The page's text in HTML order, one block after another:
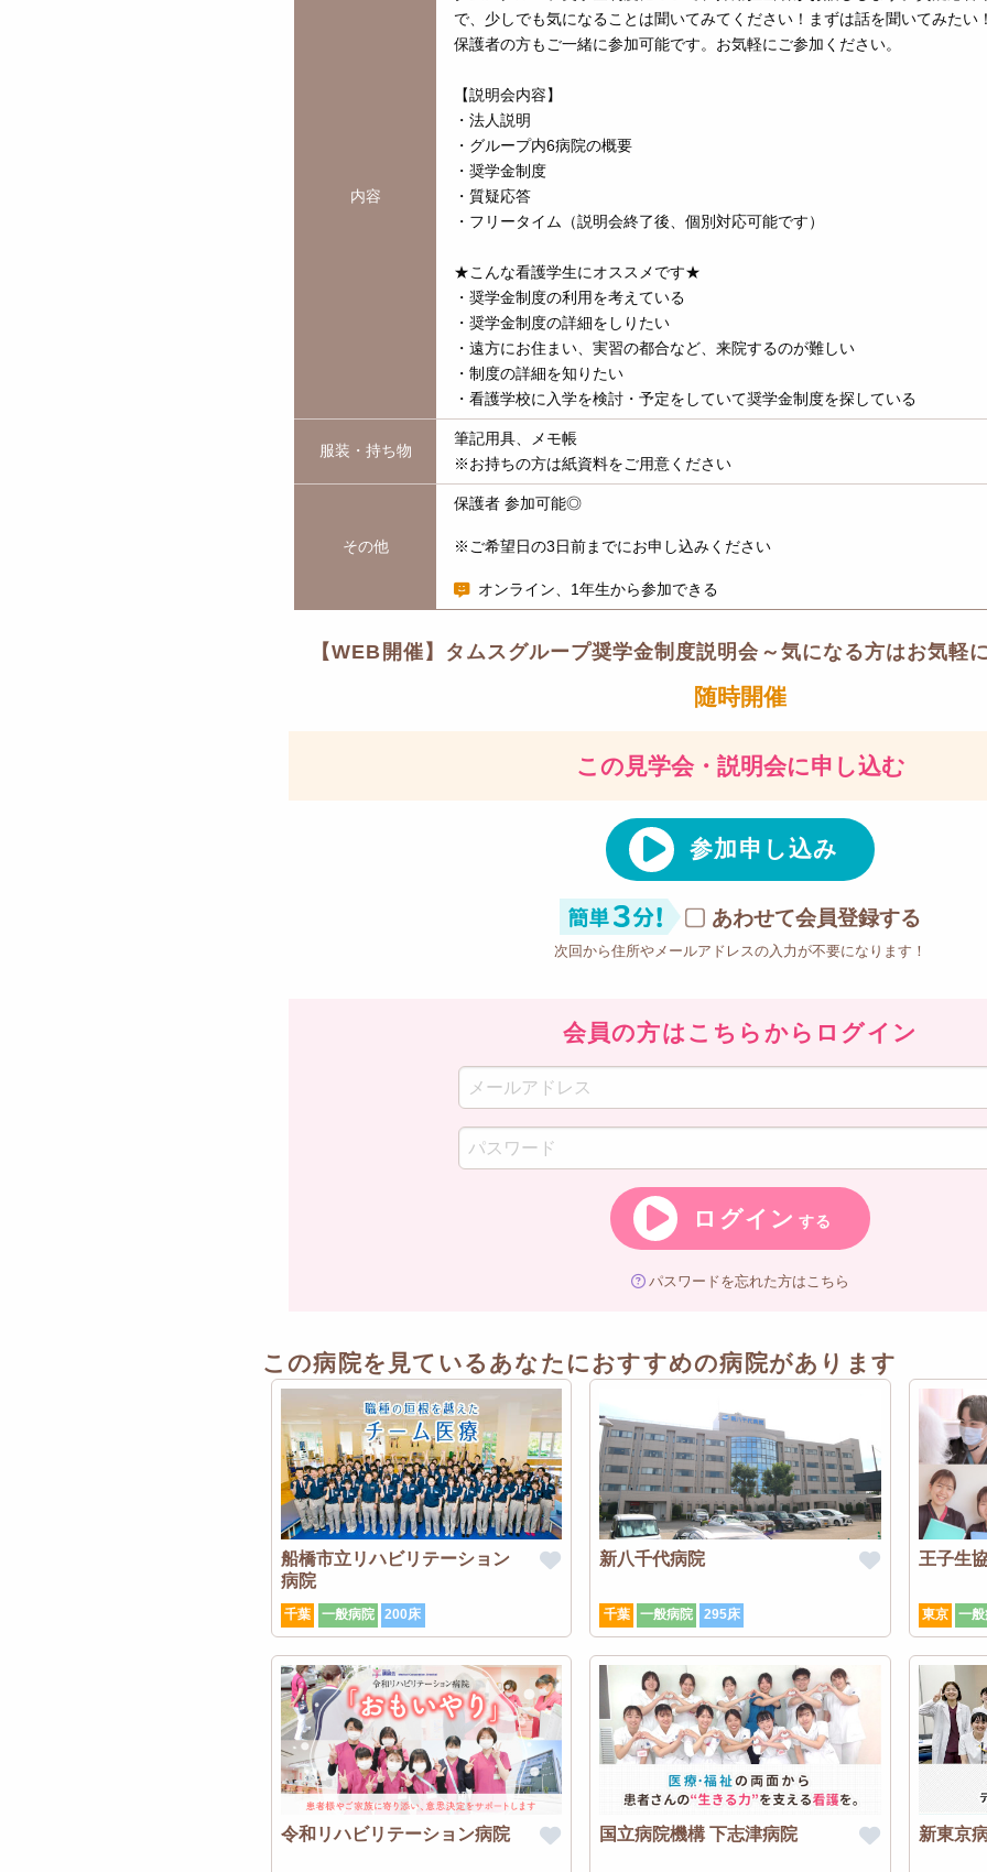
内容
で、少しでも気になることは聞いてみてください！まずは話を聞いてみたい
保護者の方もご一緒に参加可能です。お気軽にご参加ください。
【説明会内容】
・法人説明
・グループ内6病院の概要
・奨学金制度
・質疑応答
・フリータイム（説明会終了後、個別対応可能です）
★こんな看護学生にオススメです★
・奨学金制度の利用を考えている
・奨学金制度の詳細をしりたい
・遠方にお住まい、実習の都合など、来院するのが難しい
・制度の詳細を知りたい
・看護学校に入学を検討・予定をしていて奨学金制度を探している
服装・持ち物
筆記用具、メモ帳
※お持ちの方は紙資料をご用意ください
その他
保護者 参加可能◎
※ご希望日の3日前までにお申し込みください
オンライン、1年生から参加できる
【WEB開催】タムスグループ奨学金制度説明会～気になる方はお気軽
随時開催
この見学会・説明会に申し込む
参加申し込み
あわせて会員登録する
次回から住所やメールアドレスの入力が不要になります！
会員の方はこちらからログイン
ログイン する
パスワードを忘れた方はこちら
この病院を見ているあなたにおすすめの病院があります
船橋市立リハビリテーション
病院
千葉 一般病院 200床
新八千代病院
千葉 一般病院 295床
王子生
東京 一
令和リハビリテーション病院 国立病院機構 下志津病院 新東京